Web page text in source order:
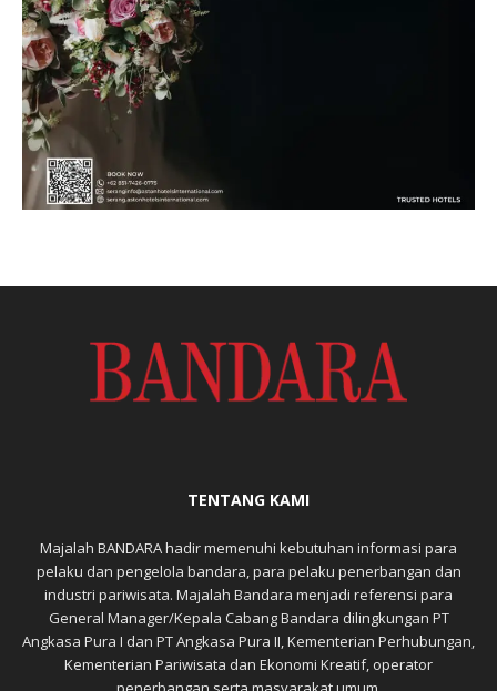
TENTANG KAMI
Majalah BANDARA hadir memenuhi kebutuhan informasi para
pelaku dan pengelola bandara, para pelaku penerbangan dan
industri pariwisata. Majalah Bandara menjadi referensi para
General Manager/Kepala Cabang Bandara dilingkungan PT
Angkasa Pura I dan PT Angkasa Pura II, Kementerian Perhubungan,
Kementerian Pariwisata dan Ekonomi Kreatif, operator